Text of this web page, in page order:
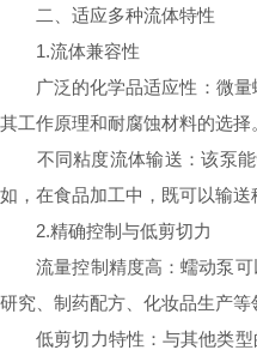
二、适应多种流体特性
1.流体兼容性
广泛的化学品适应性：微量蠕
其工作原理和耐腐蚀材料的选
不同粘度流体输送：该泵能
如，在食品加工中，既可以输
2.精确控制与低剪切力
流量控制精度高：蠕动泵可
研究、制药配方、化妆品生产
低剪切力特性：与其他类型